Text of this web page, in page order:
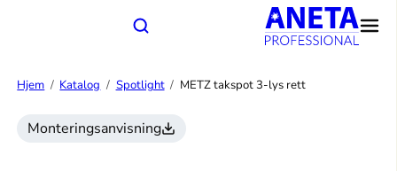
Hjem Katalog Spotlight METZ takspot 3-lys rett
Monteringsanvisning